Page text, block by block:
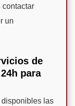
contactar
un
de
para
disponibles las